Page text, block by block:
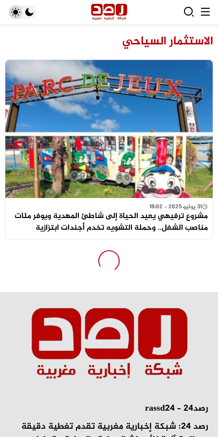
الاستثمار السياحي
31 يوليو 2025 - 18:02
مشروع ترفيهي يعيد الحياة إلى شاطئ المهدية ويوفر مئات
مناصب الشغل.. وحملة التشويه تخدم أجندات ابتزازية
رصد24 – rassd24
رصد 24: شبكة إخبارية مغربية تقدم تغطية دقيقة